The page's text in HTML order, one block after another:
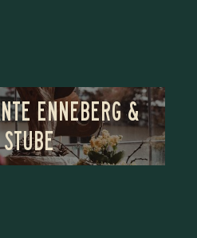
ENNEBERG &